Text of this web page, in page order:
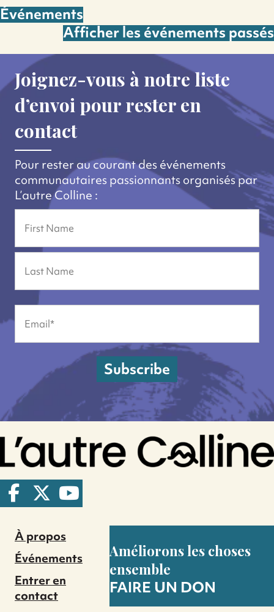
Événements
Afficher les événements passés
Joignez-vous à notre liste
d’envoi pour rester en
contact
Pour rester au courant des événements
communautaires passionnants organisés par
L’autre Colline :
Name
Prénom
Email (Nécessaire)
Subscribe
À propos
Événements
Entrer en
contact
Améliorons les choses
ensemble
FAIRE UN DON